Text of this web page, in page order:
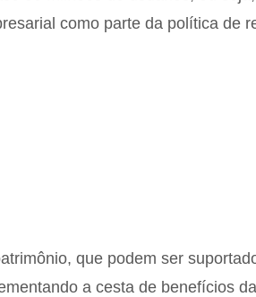
como parte da política de
que podem ser
a cesta de benefícios